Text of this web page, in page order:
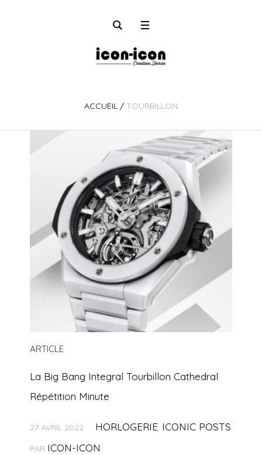
ACCUEIL / TOURBILLON
ARTICLE
La Big Bang Integral Tourbillon Cathedral
Répétition Minute
27 AVRIL 2022 HORLOGERIE, ICONIC POSTS
PAR ICON-ICON